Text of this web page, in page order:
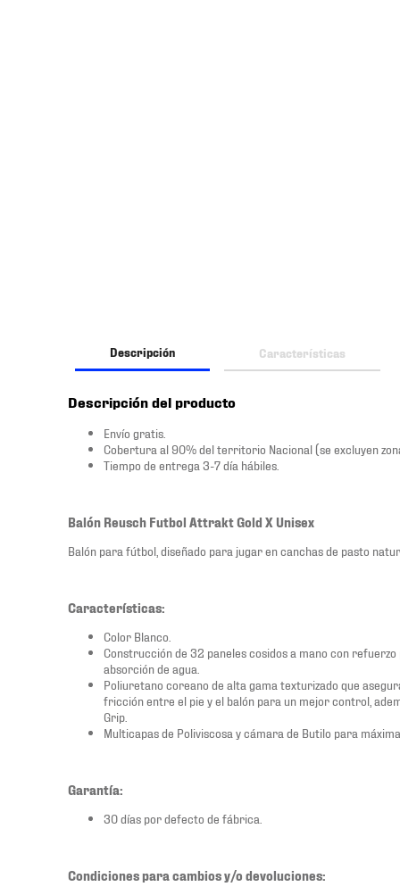
Descripción Características
Descripción del producto
Envío gratis.
Cobertura al 90% del territorio Nacional (se excluyen
Tiempo de entrega 3-7 día hábiles.
Balón Reusch Futbol Attrakt Gold X Unisex
Balón para fútbol, diseñado para jugar en canchas de pasto
Características:
Color Blanco.
Construcción de 32 paneles cosidos a mano con
absorción de agua.
Poliuretano coreano de alta gama texturizado que
fricción entre el pie y el balón para un mejor control,
Grip.
Multicapas de Poliviscosa y cámara de Butilo para
Garantía:
30 días por defecto de fábrica.
Condiciones para cambios y/o devoluciones: